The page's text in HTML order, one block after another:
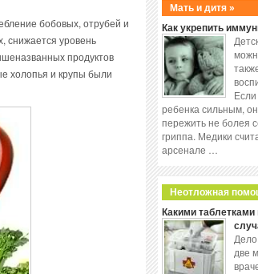
бобовых, отрубей и
снижается уровень
продуктов
холопья и крупы были
Мать и дитя »
Как укрепить
ребенка сильным,
пережить не болея
гриппа. Медики
арсенале …
Неотложная
Какими
две